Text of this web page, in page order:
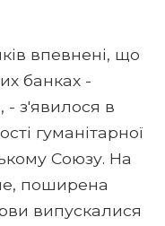
впевнені, що
банках -
- з'явилося в
гуманітарної
Союзу. На
поширена
випускалися